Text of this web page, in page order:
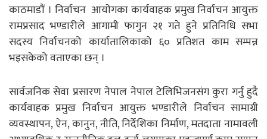
काठमाडाैं । निर्वाचन आयाेगका कार्यवाहक प्रमुख निर्वाचन आयुक्त
रामप्रसाद भण्डारीले आगामी फागुन २१ गते हुने प्रतिनिधि सभा
सदस्य निर्वाचनको कार्यातालिकाको ६० प्रतिशत काम सम्पन्न
भइसकेको वताएका छन् ।
सार्वजनिक सेवा प्रसारण नेपाल नेपाल टेलिभिजनसंग कुरा गर्नु हुदै
कार्यवाहक प्रमुख निर्वाचन आयुक्त भण्डारीले निर्वाचन सामाग्री
व्यवस्थापन, ऐन, कानुन, नीति, निर्देशिका निर्माण, मतदाता नामावली